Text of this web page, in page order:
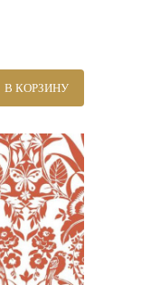
В КОРЗИНУ